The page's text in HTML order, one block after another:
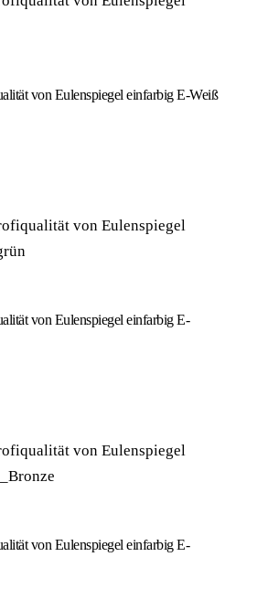
von Eulenspiegel einfarbig E-Weiß
von Eulenspiegel einfarbig E-
von Eulenspiegel einfarbig E-